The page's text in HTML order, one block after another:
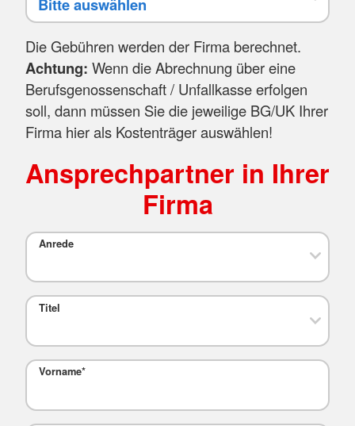
Die Gebühren werden der Firma berechnet.
Achtung: Wenn die Abrechnung über eine
Berufsgenossenschaft / Unfallkasse erfolgen
soll, dann müssen Sie die jeweilige BG/UK Ihrer
Firma hier als Kostenträger auswählen!
Ansprechpartner in Ihrer
Firma
Anrede
Titel
Vorname*